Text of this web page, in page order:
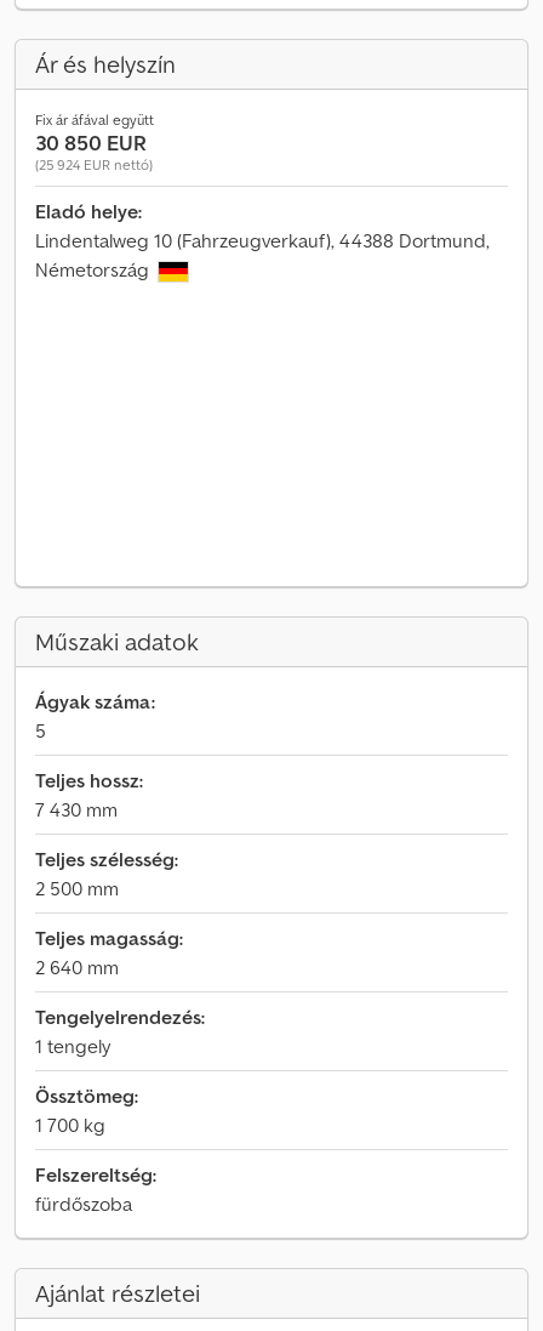
Ár és helyszín
Fix ár áfával együtt
30 850 EUR
(25 924 EUR nettó)
Eladó helye:
Lindentalweg 10 (Fahrzeugverkauf), 44388 Dortmund,
Németország
Műszaki adatok
Ágyak száma:
5
Teljes hossz:
7 430 mm
Teljes szélesség:
2 500 mm
Teljes magasság:
2 640 mm
Tengelyelrendezés:
1 tengely
Össztömeg:
1 700 kg
Felszereltség:
fürdőszoba
Ajánlat részletei